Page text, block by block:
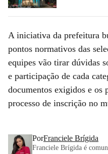
A iniciativa da prefeitura
pontos normativos das
equipes vão tirar dúvidas
e participação de cada
documentos exigidos e os
processo de inscrição no
PorFranciele Brígida
Franciele Brígida é